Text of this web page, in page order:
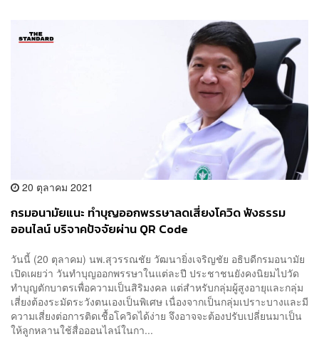
20 ตุลาคม 2021
กรมอนามัยแนะ ทำบุญออกพรรษาลดเสี่ยงโควิด ฟังธรรม
ออนไลน์ บริจาคปัจจัยผ่าน QR Code
วันนี้ (20 ตุลาคม) นพ.สุวรรณชัย วัฒนายิ่งเจริญชัย อธิบดีกรมอนามัย
เปิดเผยว่า วันทำบุญออกพรรษาในแต่ละปี ประชาชนยังคงนิยมไปวัด
ทำบุญตักบาตรเพื่อความเป็นสิริมงคล แต่สำหรับกลุ่มผู้สูงอายุและกลุ่ม
เสี่ยงต้องระมัดระวังตนเองเป็นพิเศษ เนื่องจากเป็นกลุ่มเปราะบางและมี
ความเสี่ยงต่อการติดเชื้อโควิดได้ง่าย จึงอาจจะต้องปรับเปลี่ยนมาเป็น
ให้ลูกหลานใช้สื่อออนไลน์ในกา...